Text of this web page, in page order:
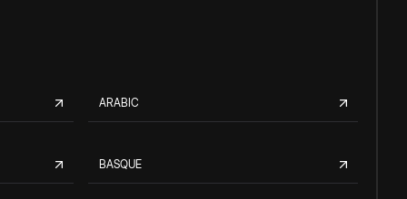
ARABIC
BASQUE